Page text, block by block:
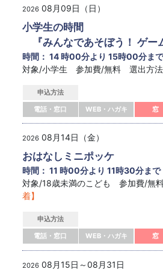
2026 08月09日（日）
小学生の時間
『みんなであそぼう！ ゲー
時間： 14 時00分より 15時00分ま
対象/小学生 参加費/無料 選出方法
申込方法
電話・窓口
WEB・ハガキ 窓
2026 08月14日（金）
おはなしミニポッケ
時間： 11 時00分より 11時30分まで
対象/18歳未満のこども 参加費/無
着】
申込方法
電話・窓口
WEB・ハガキ 窓
2026 08月15日～08月31日